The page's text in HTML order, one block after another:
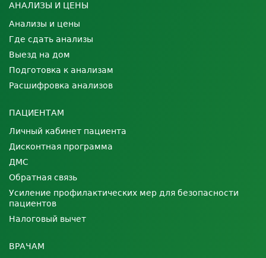
АНАЛИЗЫ И ЦЕНЫ
Анализы и цены
Где сдать анализы
Выезд на дом
Подготовка к анализам
Расшифровка анализов
ПАЦИЕНТАМ
Личный кабинет пациента
Дисконтная программа
ДМС
Обратная связь
Усиление профилактических мер для безопасности
пациентов
Налоговый вычет
ВРАЧАМ